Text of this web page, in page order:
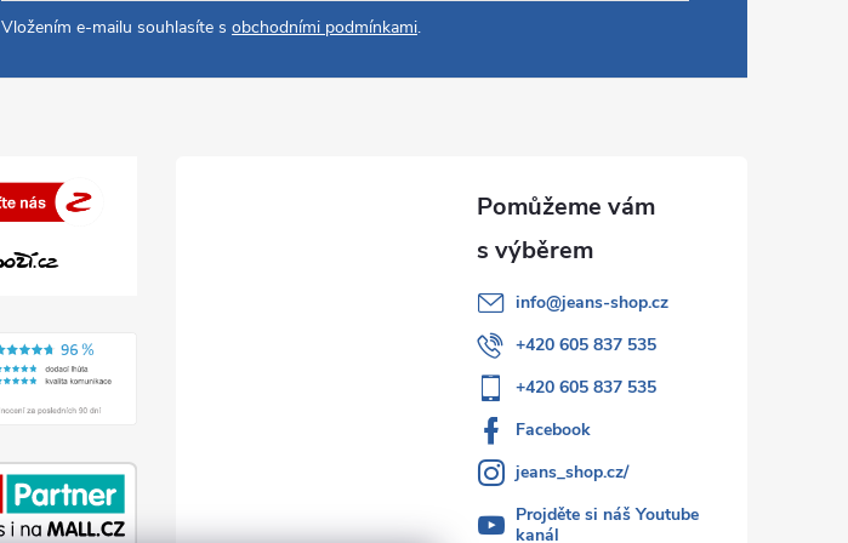
Vložením e-mailu souhlasíte s obchodními podmínkami.
info@jeans-shop.cz
+420 605 837 535
+420 605 837 535
Facebook
jeans_shop.cz/
Projděte si náš Youtube
kanál